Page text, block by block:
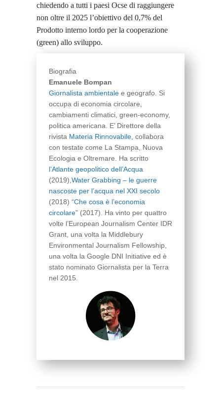
chiedendo a tutti i paesi Ocse di raggiungere
non oltre il 2025 l’obiettivo del 0,7% del
Prodotto interno lordo per la cooperazione
(green) allo sviluppo.
Biografia
Emanuele Bompan
Giornalista ambientale e geografo. Si
occupa di economia circolare,
cambiamenti climatici, green-economy,
politica americana. E’ Direttore della
rivista Materia Rinnovabile , collabora
con testate come La Stampa, Nuova
Ecologia e Oltremare. Ha scritto
l’Atlante geopolitico dell’Acqua
(2019), Water Grabbing – le guerre
nascoste per l’acqua nel XXI secolo
(2018) “Che cosa è l’economia
circolare” (2017). Ha vinto per quattro
volte l’European Journalism Center IDR
Grant, una volta la Middlebury
Environmental Journalism Fellowship,
una volta la Google DNI Initiative ed è
stato nominato Giornalista per la Terra
nel 2015.